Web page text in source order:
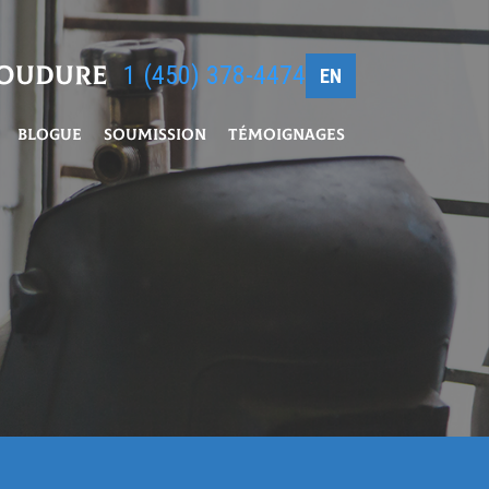
1 (450) 378-4474 EN
Blogue Soumission Témoignages